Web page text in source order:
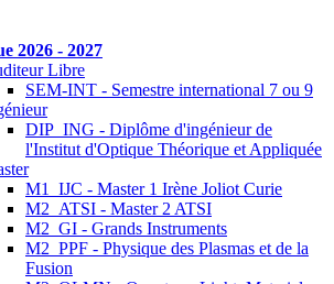
2026 - 2027
Libre
SEM-INT - Semestre international 7 ou 9
DIP_ING - Diplôme d'ingénieur de
l'Institut d'Optique Théorique et Appliquée
M1_IJC - Master 1 Irène Joliot Curie
M2_ATSI - Master 2 ATSI
M2_GI - Grands Instruments
M2_PPF - Physique des Plasmas et de la
Fusion